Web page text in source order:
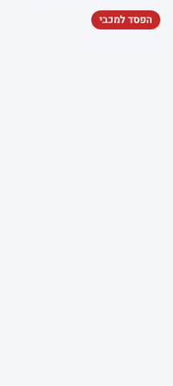
הפסד למכבי